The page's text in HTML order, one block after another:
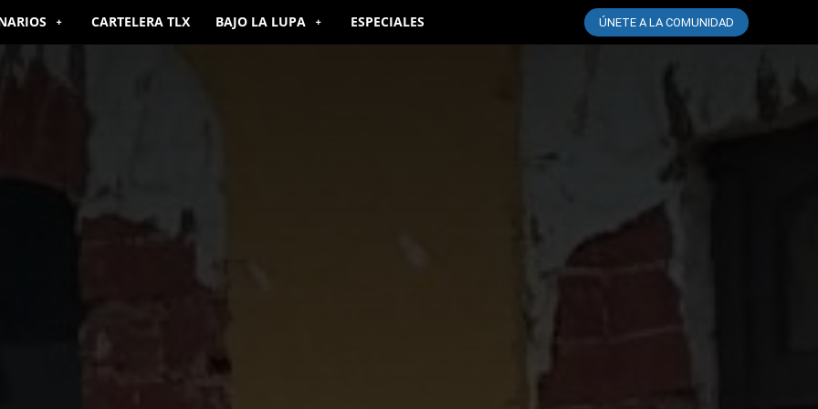
CARTELERA TLX BAJO LA LUPA ESPECIALES ÚNETE A LA COMUNIDAD